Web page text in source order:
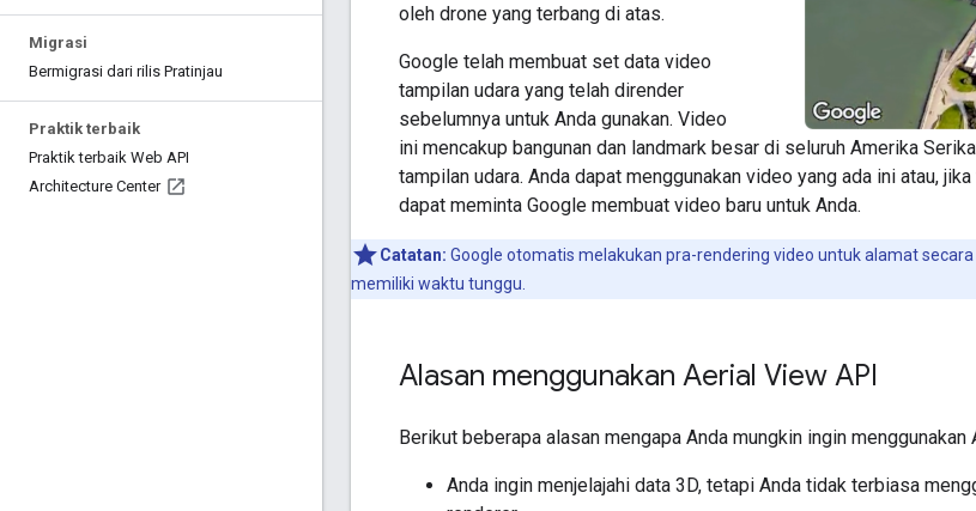
Migrasi
Bermigrasi dari rilis Pratinjau
Praktik terbaik
Praktik terbaik Web API
Architecture Center
oleh drone yang terbang di atas.
Google telah membuat set data video
tampilan udara yang telah dirender
sebelumnya untuk Anda gunakan. Video
ini mencakup bangunan dan landmark besar di seluruh Amerika
tampilan udara. Anda dapat menggunakan video yang ada ini atau,
dapat meminta Google membuat video baru untuk Anda.
Catatan: Google otomatis melakukan pra-rendering video untuk alamat
memiliki waktu tunggu.
Alasan menggunakan Aerial View API
Berikut beberapa alasan mengapa Anda mungkin ingin menggunakan
Anda ingin menjelajahi data 3D, tetapi Anda tidak terbiasa